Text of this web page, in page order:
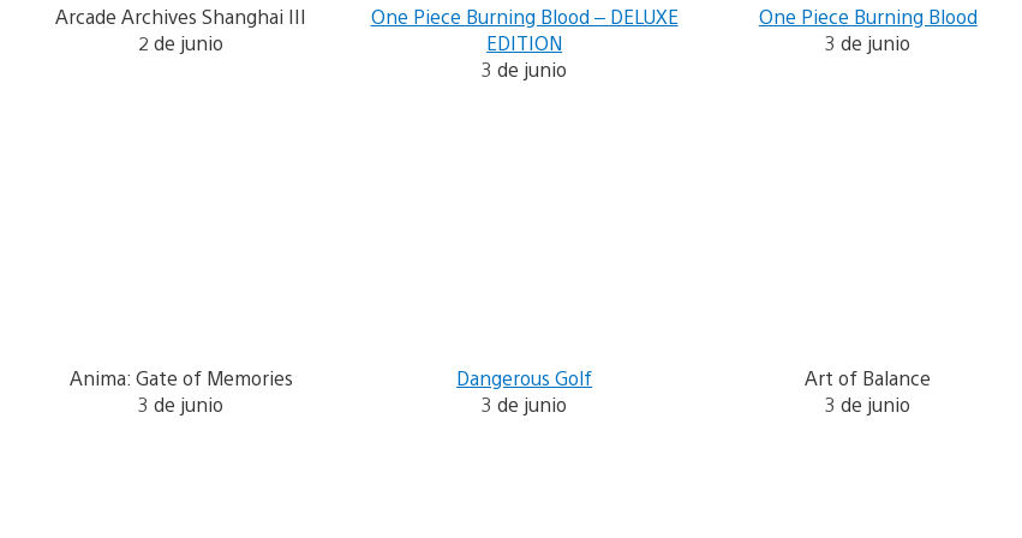
Arcade Archives Shanghai III
2 de junio
One Piece Burning Blood – DELUXE
EDITION
3 de junio
One Piece Burning Blood
3 de junio
Anima: Gate of Memories
3 de junio
Dangerous Golf
3 de junio
Art of Balance
3 de junio